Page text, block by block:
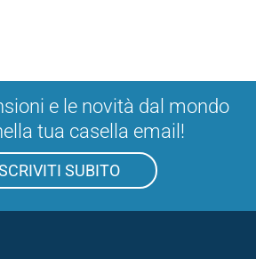
e le novità dal mondo
tua casella email!
SUBITO